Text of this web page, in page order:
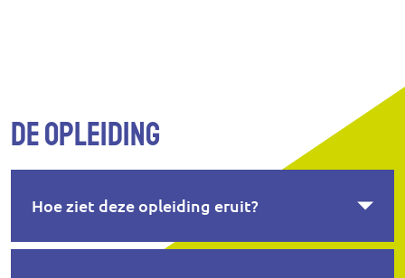
De opleiding
Hoe ziet deze opleiding eruit?